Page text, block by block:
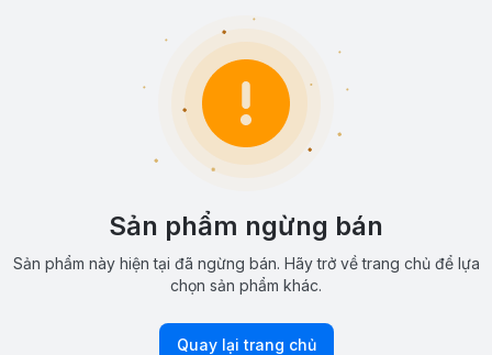
Sản phẩm ngừng bán
Sản phẩm này hiện tại đã ngừng bán. Hãy trở về trang chủ để lựa
chọn sản phẩm khác.
Quay lại trang chủ